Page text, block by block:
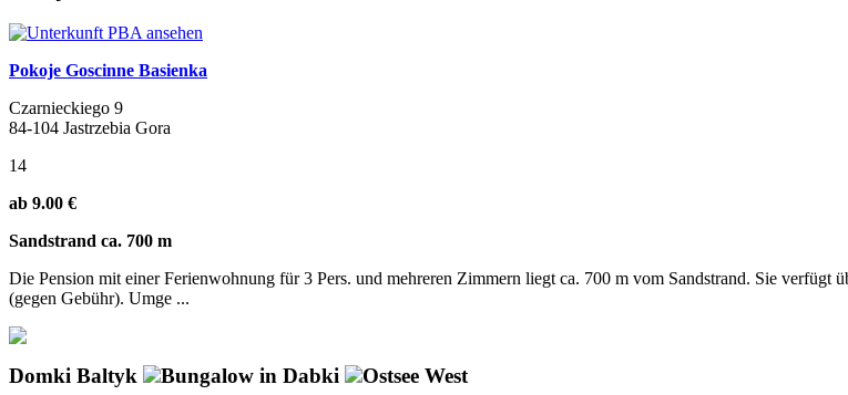
Pokoje Goscinne Basienka
Czarnieckiego 9
84-104 Jastrzebia Gora
14
ab 9.00 €
Sandstrand ca. 700 m
Die Pension mit einer Ferienwohnung für 3 Pers. und mehreren Zimmern liegt ca. 700 m vom Sandstrand. Sie
(gegen Gebühr). Umge ...
Domki Baltyk Bungalow in Dabki Ostsee West